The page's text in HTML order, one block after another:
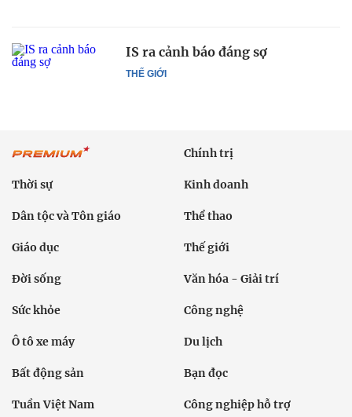
THẾ GIỚI
IS ra cảnh báo đáng sợ
Chính trị
Thời sự Kinh doanh
Dân tộc và Tôn giáo Thể thao
Giáo dục Thế giới
Đời sống Văn hóa - Giải trí
Sức khỏe Công nghệ
Ô tô xe máy Du lịch
Bất động sản Bạn đọc
Tuần Việt Nam Công nghiệp hỗ trợ